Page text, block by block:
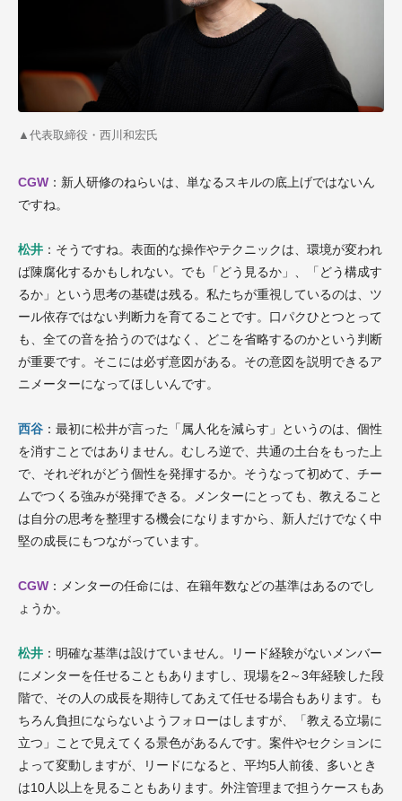
▲ 代表取締役・西川和宏氏
CGW ：新人研修のねらいは、単なるスキルの底上げではないん
ですね。
松井 ：そうですね。表面的な操作やテクニックは、環境が変われ
ば陳腐化するかもしれない。でも「どう見るか」、「どう構成す
るか」という思考の基礎は残る。私たちが重視しているのは、ツ
ール依存ではない判断力を育てることです。口パクひとつとって
も、全ての音を拾うのではなく、どこを省略するのかという判断
が重要です。そこには必ず意図がある。その意図を説明できるア
ニメーターになってほしいんです。
西谷 ：最初に松井が言った「属人化を減らす」というのは、個性
を消すことではありません。むしろ逆で、共通の土台をもった上
で、それぞれがどう個性を発揮するか。そうなって初めて、チー
ムでつくる強みが発揮できる。メンターにとっても、教えること
は自分の思考を整理する機会になりますから、新人だけでなく中
堅の成長にもつながっています。
CGW ：メンターの任命には、在籍年数などの基準はあるのでし
ょうか。
松井 ：明確な基準は設けていません。リード経験がないメンバー
にメンターを任せることもありますし、現場を2～3年経験した段
階で、その人の成長を期待してあえて任せる場合もあります。も
ちろん負担にならないようフォローはしますが、「教える立場に
立つ」ことで見えてくる景色があるんです。案件やセクションに
よって変動しますが、リードになると、平均5人前後、多いとき
は10人以上を見ることもあります。外注管理まで担うケースもあ